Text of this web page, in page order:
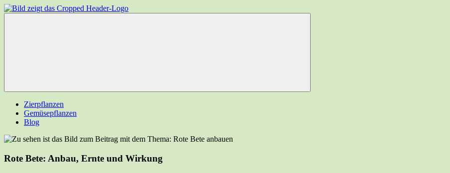
Zum
Inhalt
Menü
Zierpflanzen
Gemüsepflanzen
Blog
Rote Bete: Anbau, Ernte und Wirkung